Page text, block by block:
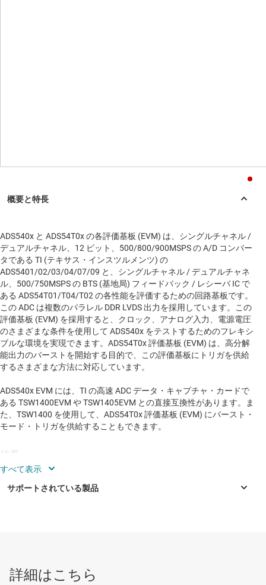
ADS540x と ADS54T0x の各評価基板 (EVM) は、シングルチャネル /
デュアルチャネル、12 ビット、500/800/900MSPS の A/D コンバー
タである TI (テキサス・インスツルメンツ) の
ADS5401/02/03/04/07/09 と、シングルチャネル / デュアルチャネ
ル、500/750MSPS の BTS (基地局) フィードバック / レシーバ IC で
ある ADS54T01/T04/T02 の各性能を評価するための回路基板です。
この ADC は複数のパラレル DDR LVDS 出力を採用しています。この
評価基板 (EVM) を採用すると、クロック、アナログ入力、電源電圧
のさまざまな条件を使用して ADS540x をテストするためのフレキシ
ブルな環境を実現できます。ADS54T0x 評価基板 (EVM) は、高分解
能出力のバーストを開始する目的で、この評価基板にトリガを供給
するさまざまな方法に対応しています。
ADS540x EVM には、TI の高速 ADC データ・キャプチャ・カードで
ある TSW1400EVM や TSW1405EVM との直接互換性があります。ま
た、TSW1400 を使用して、ADS54T0x 評価基板 (EVM) にバースト・
モード・トリガを供給することもできます。
トランス結合型アナログ入力パス
互換
バータ (ADC)
詳細はこちら